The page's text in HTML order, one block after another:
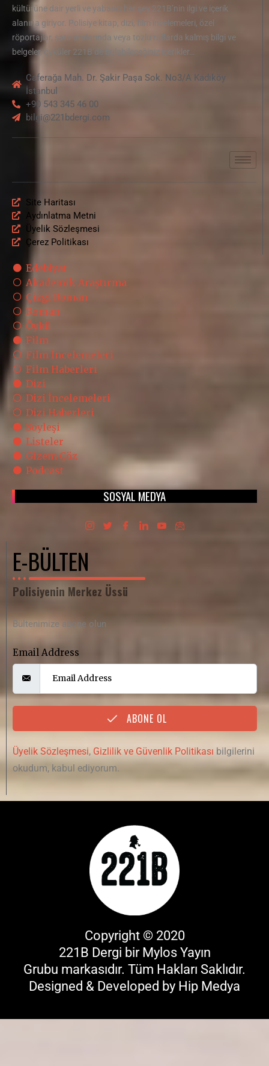
kültürüne dair yerli ve yabancı her şey 221B’nin ilgi ve içerik
alanına giriyor. Polisiye kitap, dizi, film incelemeleri, özel
röportajlar, satır aralarında veya tozlu raflarda kalmış bilgi ve
belgeler, öyküler 221B’de bulabileceğiniz içerikler…
Caferağa Mah. Dr. Şakir Paşa Sok. No3/A Kadıköy
İstanbul
+90 543 345 46 00
bilgi@221bdergi.com
Site Haritası
Aydınlatma Metni
Üyelik Sözleşmesi
Çerez Politikası
Edebiyat
Akademik Araştırma
Çizgi Roman
Roman
Öykü
Film
Film İncelemeleri
Film Haberleri
Dizi
Dizi İncelemeleri
Dizi Haberleri
Söyleşi
Listeler
Gizem Çöz
Podcast
SOSYAL MEDYA
E-BÜLTEN
Polisiyenin Merkez Üssü
Bültenimize abone olun
Email Address
ABONE OL
Üyelik Sözleşmesi, Gizlilik ve Güvenlik Politikası bilgilerini
okudum, kabul ediyorum.
Copyright © 2020
221B Dergi bir Mylos Yayın
Grubu markasıdır. Tüm Hakları Saklıdır.
Designed & Developed by Hip Medya